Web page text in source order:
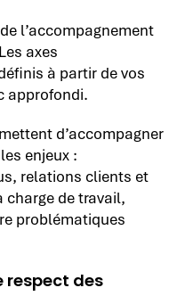
l’accompagnement
axes
à partir de vos
approfondi.
d’accompagner
enjeux :
relations clients et
de travail,
problématiques
respect des